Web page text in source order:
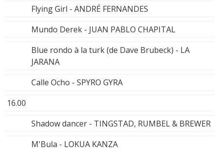
Flying Girl - ANDRÉ FERNANDES
Mundo Derek - JUAN PABLO CHAPITAL
Blue rondo à la turk (de Dave Brubeck) - LA
JARANA
Calle Ocho - SPYRO GYRA
16.00
Shadow dancer - TINGSTAD, RUMBEL & BREWER
M'Bula - LOKUA KANZA